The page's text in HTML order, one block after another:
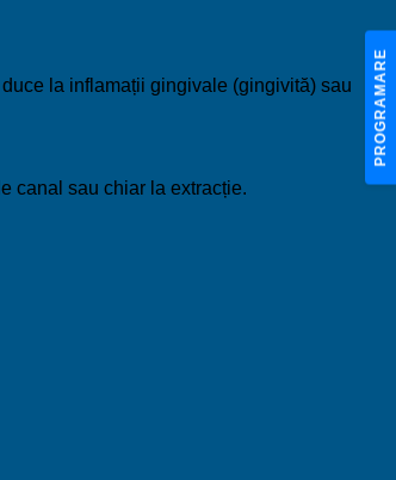
la inflamații gingivale (gingivită) sau
canal sau chiar la extracție.
PROGRAMARE